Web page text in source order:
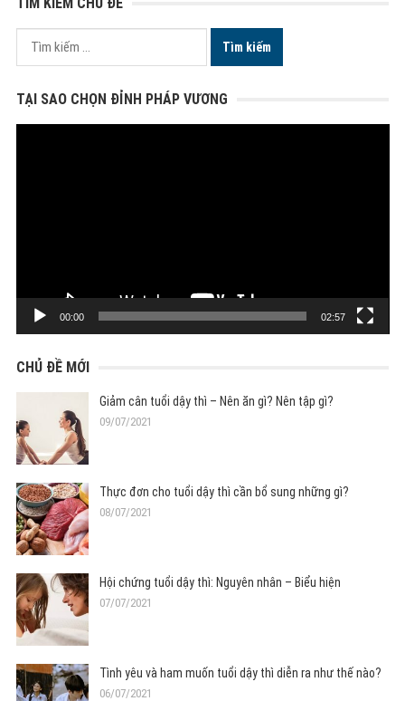
Tìm
kiếm
TẠI SAO CHỌN ĐỈNH PHÁP VƯƠNG
00:00 02:57
CHỦ ĐỀ MỚI
Giảm cân tuổi dậy thì – Nên ăn gì? Nên tập gì?
09/07/2021
Thực đơn cho tuổi dậy thì cần bổ sung những gì?
08/07/2021
Hội chứng tuổi dậy thì: Nguyên nhân – Biểu hiện
07/07/2021
Tình yêu và ham muốn tuổi dậy thì diễn ra như thế nào?
06/07/2021